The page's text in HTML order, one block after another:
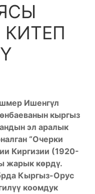
Ишенгүл
кыргыз
эл аралык
“Очерки
Киргизии (1920-
жарык көрдү.
Кыргыз-Орус
коомдук